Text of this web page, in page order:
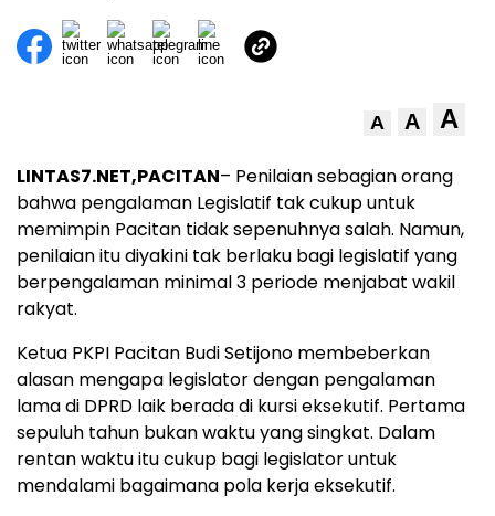
A A A
LINTAS7.NET,PACITAN– Penilaian sebagian orang
bahwa pengalaman Legislatif tak cukup untuk
memimpin Pacitan tidak sepenuhnya salah. Namun,
penilaian itu diyakini tak berlaku bagi legislatif yang
berpengalaman minimal 3 periode menjabat wakil
rakyat.
Ketua PKPI Pacitan Budi Setijono membeberkan
alasan mengapa legislator dengan pengalaman
lama di DPRD laik berada di kursi eksekutif. Pertama
sepuluh tahun bukan waktu yang singkat. Dalam
rentan waktu itu cukup bagi legislator untuk
mendalami bagaimana pola kerja eksekutif.